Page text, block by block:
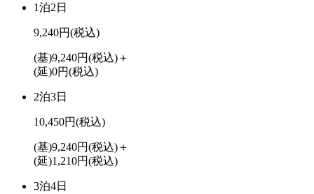
1泊2日
9,240円(税込)
(基)9,240円(税込)＋
(延)0円(税込)
2泊3日
10,450円(税込)
(基)9,240円(税込)＋
(延)1,210円(税込)
3泊4日